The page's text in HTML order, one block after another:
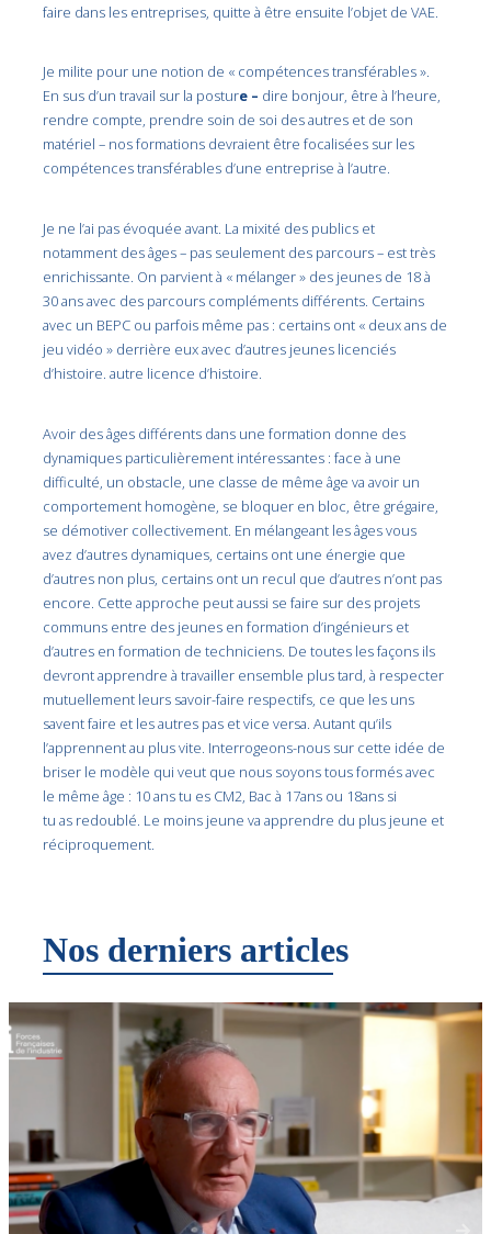
faire dans les entreprises, quitte à être ensuite l’objet de VAE.
Je milite pour une notion de « compétences transférables ».
En sus d’un travail sur la posture – dire bonjour, être à l’heure,
rendre compte, prendre soin de soi des autres et de son
matériel – nos formations devraient être focalisées sur les
compétences transférables d’une entreprise à l’autre.
Je ne l’ai pas évoquée avant. La mixité des publics et
notamment des âges – pas seulement des parcours – est très
enrichissante. On parvient à « mélanger » des jeunes de 18 à
30 ans avec des parcours compléments différents. Certains
avec un BEPC ou parfois même pas : certains ont « deux ans de
jeu vidéo » derrière eux avec d’autres jeunes licenciés
d’histoire. autre licence d’histoire.
Avoir des âges différents dans une formation donne des
dynamiques particulièrement intéressantes : face à une
difficulté, un obstacle, une classe de même âge va avoir un
comportement homogène, se bloquer en bloc, être grégaire,
se démotiver collectivement. En mélangeant les âges vous
avez d’autres dynamiques, certains ont une énergie que
d’autres non plus, certains ont un recul que d’autres n’ont pas
encore. Cette approche peut aussi se faire sur des projets
communs entre des jeunes en formation d’ingénieurs et
d’autres en formation de techniciens. De toutes les façons ils
devront apprendre à travailler ensemble plus tard, à respecter
mutuellement leurs savoir-faire respectifs, ce que les uns
savent faire et les autres pas et vice versa. Autant qu’ils
l’apprennent au plus vite. Interrogeons-nous sur cette idée de
briser le modèle qui veut que nous soyons tous formés avec
le même âge : 10 ans tu es CM2, Bac à 17ans ou 18ans si
tu as redoublé. Le moins jeune va apprendre du plus jeune et
réciproquement.
Nos derniers articles